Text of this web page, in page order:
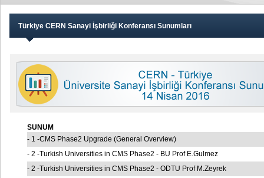
Türkiye CERN Sanayi İşbirliği Konferansı Sunumları
SUNUM
- 1 -CMS Phase2 Upgrade (General Overview)
- 2 -Turkish Universities in CMS Phase2 - BU Prof E.Gulmez
- 2 -Turkish Universities in CMS Phase2 - ODTU Prof M.Zeyrek